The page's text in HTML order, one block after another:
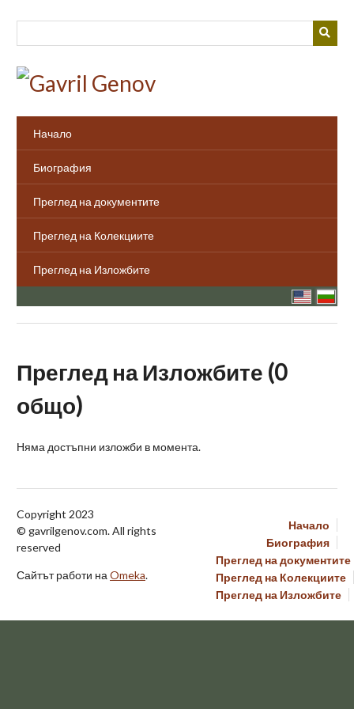
към
Начало
Биография
Преглед на документите
Преглед на Колекциите
Преглед на Изложбите
Преглед на Изложбите (0
общо)
Няма достъпни изложби в момента.
Начало
Биография
Преглед на документите
Преглед на Колекциите
Преглед на Изложбите
Copyright 2023
© gavrilgenov.com. All rights
reserved
Сайтът работи на Omeka.